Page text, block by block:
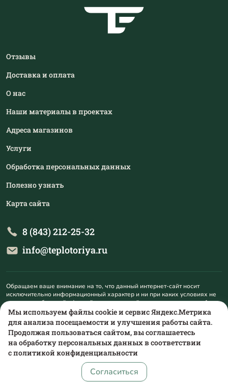
Отзывы
Доставка и оплата
О нас
Наши материалы в проектах
Адреса магазинов
Услуги
Обработка персональных данных
Полезно узнать
Карта сайта
8 (843) 212-25-32
info@teplotoriya.ru
Обращаем ваше внимание на то, что данный интернет-сайт носит
исключительно информационный характер и ни при каких условиях не
является публичной офертой, определяемой положениями пункта 1
статьи 437 Гражданского кодекса Российской Федерации. Для
получения подробной информации о наличии и стоимости указанных
товаров и (или) услуг, пожалуйста, обращайтесь на mail@teplotoriya.ru.
сделано в alente
Мы используем файлы cookie и сервис Яндекс.Метрика
для анализа посещаемости и улучшения работы сайта.
Продолжая пользоваться сайтом, вы соглашаетесь
на обработку персональных данных в соответствии
сполитикой конфиденциальности
Согласиться